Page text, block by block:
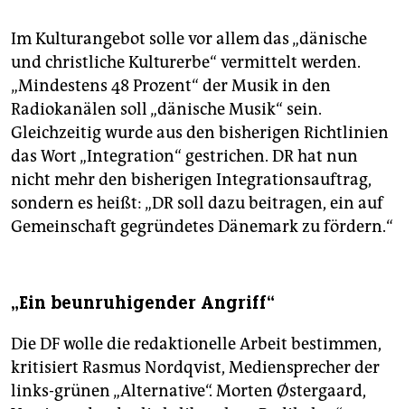
Im Kulturangebot solle vor allem das „dänische
und christliche Kulturerbe“ vermittelt werden.
„Mindestens 48 Prozent“ der Musik in den
Radiokanälen soll „dänische Musik“ sein.
Gleichzeitig wurde aus den bisherigen Richtlinien
das Wort „Integration“ gestrichen. DR hat nun
nicht mehr den bisherigen Integrationsauftrag,
sondern es heißt: „DR soll dazu beitragen, ein auf
Gemeinschaft gegründetes Dänemark zu fördern.“
„Ein beunruhigender Angriff“
Die DF wolle die redaktionelle Arbeit bestimmen,
kritisiert Rasmus Nordqvist, Mediensprecher der
links-grünen „Alternative“. Morten Østergaard,